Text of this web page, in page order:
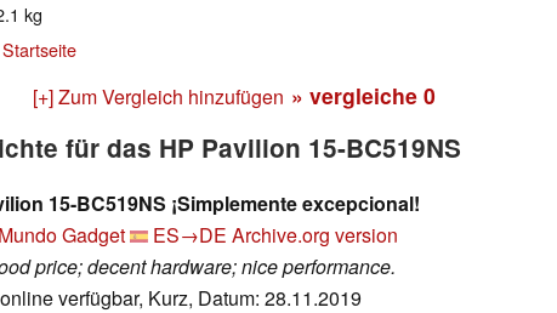
kg
[+] Zum Vergleich hinzufügen » vergleiche 0
für das HP Pavilion 15-BC519NS
15-BC519NS ¡Simplemente excepcional!
Gadget ES→DE Archive.org version
price; decent hardware; nice performance.
verfügbar, Kurz, Datum: 28.11.2019